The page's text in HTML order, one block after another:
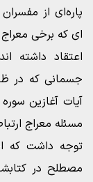
پاره‌ای از
ای که برخی
اعتقاد داشته
جسمانی که در
آیات آغازین
مسئله معراج
توجه داشت که
مصطلح در